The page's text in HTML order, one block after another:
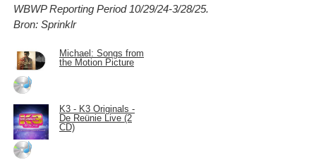
WBWP Reporting Period 10/29/24-3/28/25.
Bron: Sprinklr
Michael: Songs from
the Motion Picture
K3 - K3 Originals -
De Reünie Live (2
CD)